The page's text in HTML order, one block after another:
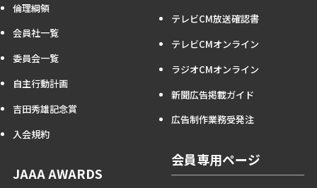
倫理綱領
会員社一覧
委員会一覧
自主行動計画
吉田秀雄記念賞
入会規約
JAAA AWARDS
テレビCM放送確認書
テレビCMオンライン
ラジオCMオンライン
新聞広告掲載ガイド
広告制作業務受発注
会員専用ページ